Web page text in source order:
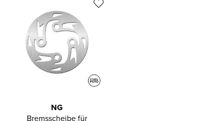
NG
Bremsscheibe für